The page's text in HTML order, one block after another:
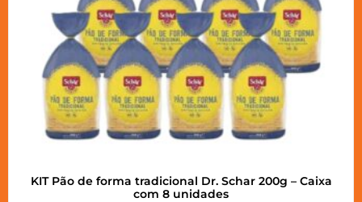
KIT Pão de forma tradicional Dr. Schar 200g – Caixa
com 8 unidades